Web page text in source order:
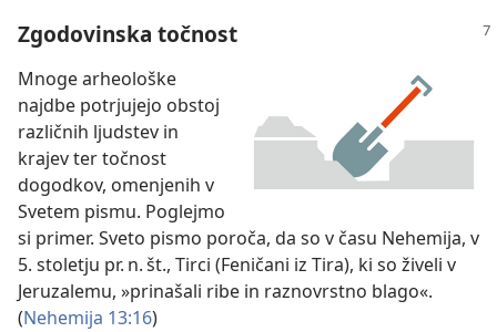
Zgodovinska točnost
Mnoge arheološke
najdbe potrjujejo obstoj
različnih ljudstev in
krajev ter točnost
dogodkov, omenjenih v
Svetem pismu. Poglejmo
si primer. Sveto pismo poroča, da so v času Nehemija, v
5. stoletju pr. n. št., Tirci (Feničani iz Tira), ki so živeli v
Jeruzalemu, »prinašali ribe in raznovrstno blago«.
(Nehemija 13:16)